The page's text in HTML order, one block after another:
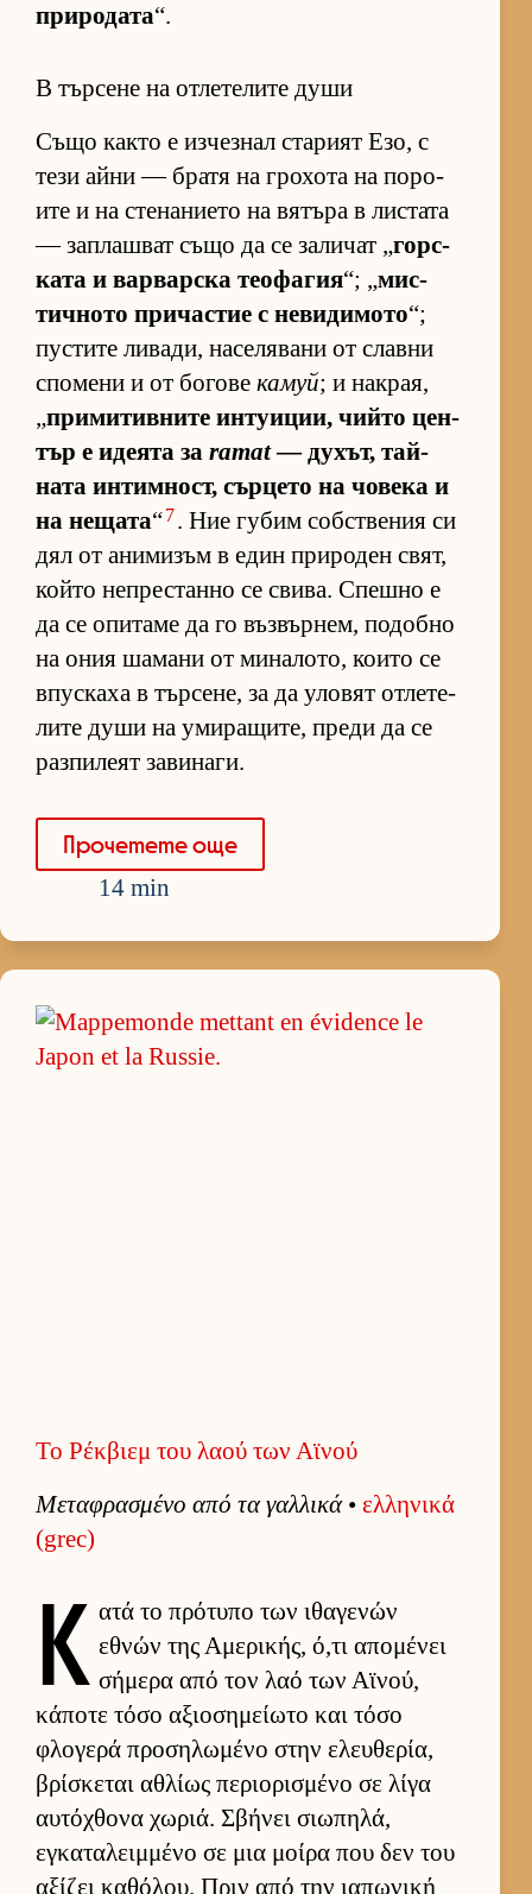
при­ро­дата“.
В търсене на отлетелите души
Също както е из­чез­нал ста­рият Езо, с
тези айни — братя на гро­хота на по­ро­
ите и на сте­на­ни­ето на вя­търа в лис­тата
— зап­лаш­ват също да се за­ли­чат „гор­с­
ката и вар­вар­ска те­о­фа­гия“; „мис­
тич­ното при­час­тие с не­ви­ди­мото“;
пус­тите ли­ва­ди, на­се­ля­вани от славни
спо­мени и от бо­гове камуй; и нак­рая,
„при­ми­тив­ните ин­ту­и­ции, чийто цен­
тър е иде­ята за ramat— ду­хът, тай­
ната ин­тим­ност, сър­цето на чо­века и
на не­щата“7. Ние гу­бим соб­с­т­ве­ния си
дял от ани­ми­зъм в един при­ро­ден свят,
който неп­рес­танно се сви­ва. Спешно е
да се опи­таме да го въз­вър­нем, по­добно
на ония ша­мани от ми­на­ло­то, ко­ито се
впус­каха в тър­се­не, за да уло­вят от­ле­те­
лите души на уми­ра­щи­те, преди да се
раз­пи­леят за­ви­на­ги.
Про­че­тете още
14 min
Το Ρέκβιεμ του λαού των Αϊνού
Μεταφρασμένο από τα γαλ­λικά• ελ­ληνικά
(grec)
Κ ατά το πρότυπο των ιθαγενών
εθνών της Αμερικής, ό,τι απομένει
σήμερα από τον λαό των Αϊνού,
κάποτε τόσο αξιο­σημεί­ωτο και τόσο
φλογερά προσηλωμένο στην ελευ­θερία,
βρίσκεται αθλίως περιο­ρισμένο σε λίγα
αυ­τόχθονα χωριά. Σβήνει σιω­πηλά,
εγκαταλειμ­μένο σε μια μοίρα που δεν του
αξίζει καθόλου. Πριν από την ια­πωνική